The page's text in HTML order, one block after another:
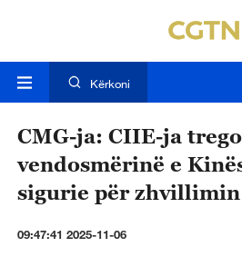
Kërkoni
CMG-ja: CIIE-ja
vendosmërinë e
sigurie për
09:47:41 2025-11-06